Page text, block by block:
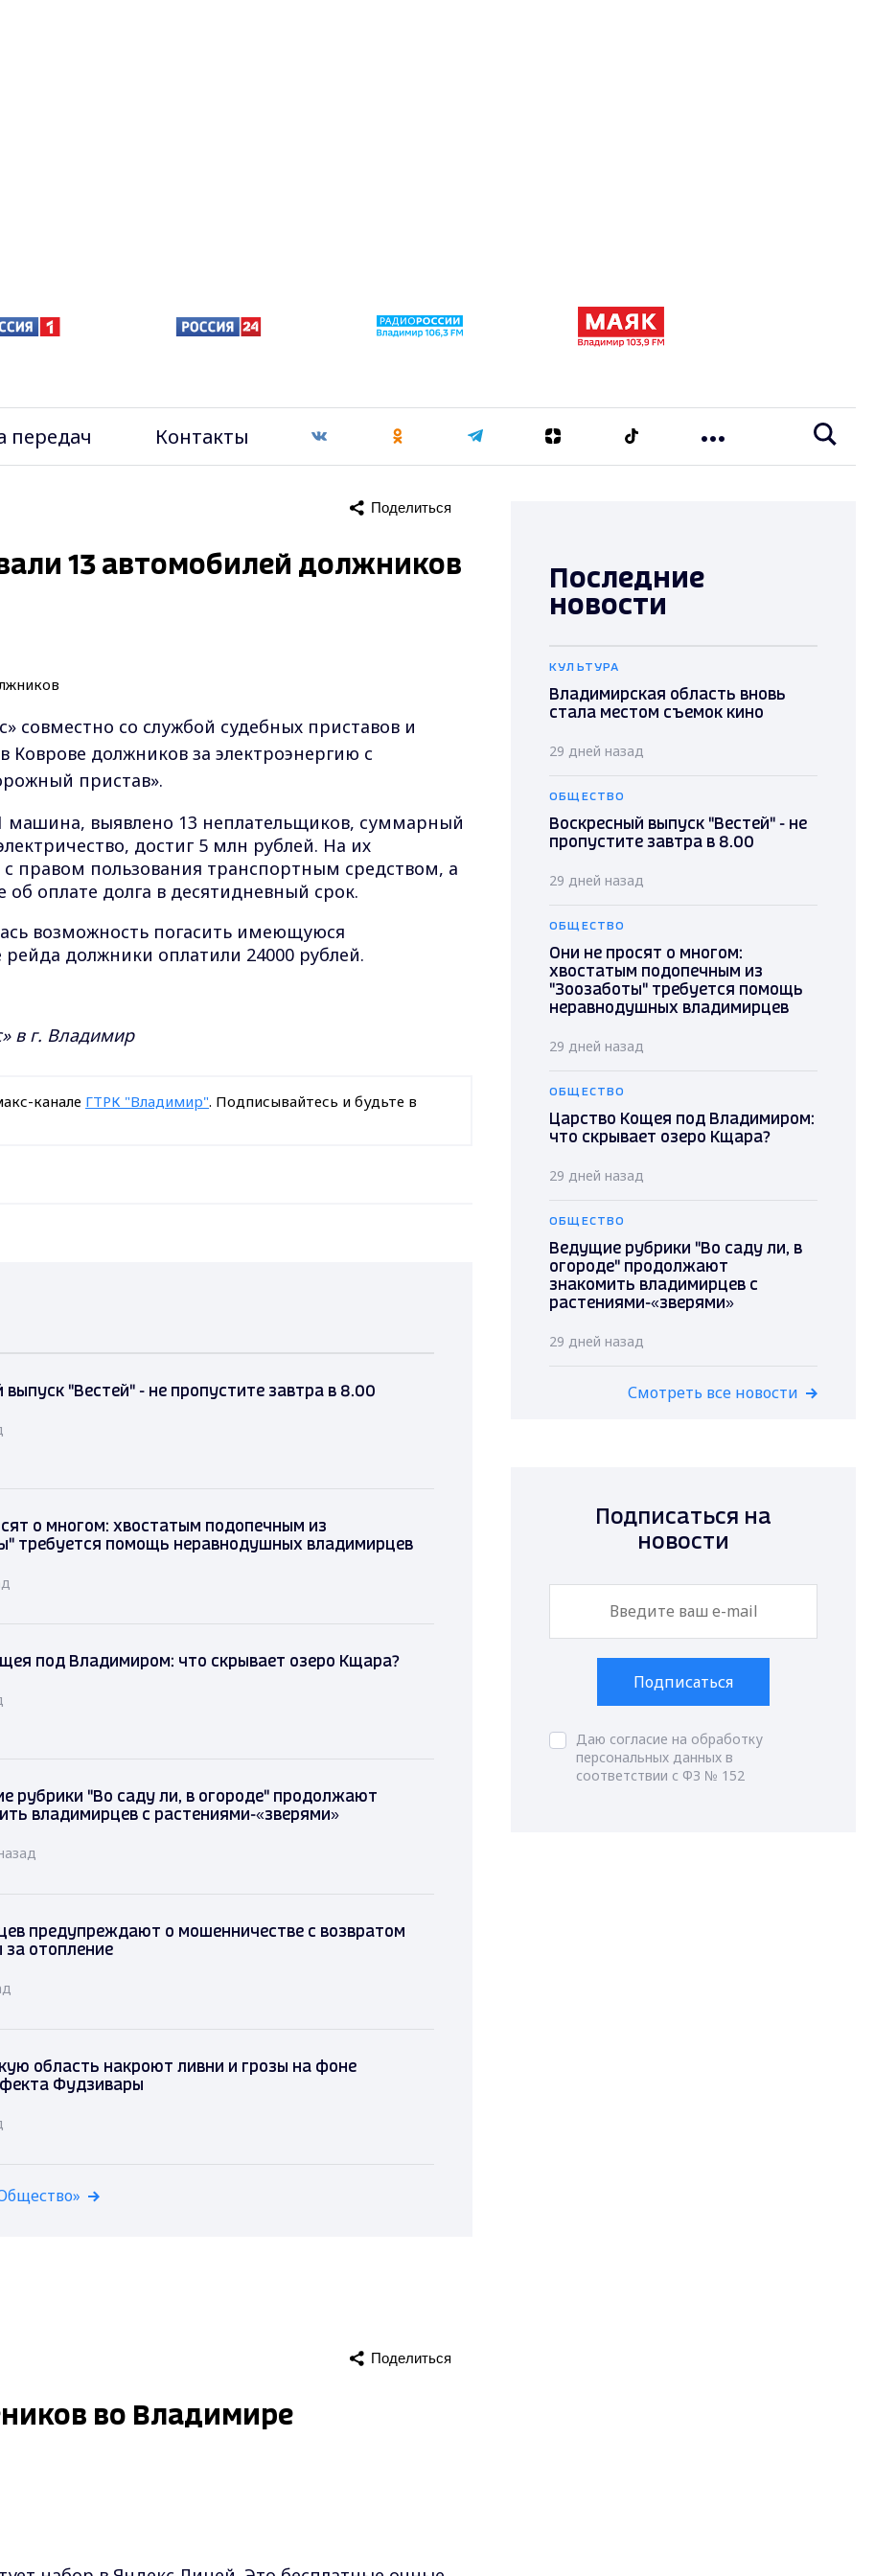
передач Контакты
Поделиться
13 автомобилей должников
совместно со службой судебных приставов и
Коврове должников за электроэнергию с
пристав».
машина, выявлено 13 неплательщиков, суммарный
достиг 5 млн рублей. На их
правом пользования транспортным средством, а
оплате долга в десятидневный срок.
возможность погасить имеющуюся
должники оплатили 24000 рублей.
в г. Владимир
канале ГТРК "Владимир". Подписывайтесь и будьте в
выпуск "Вестей" - не пропустите завтра в 8.00
о многом: хвостатым подопечным из
требуется помощь неравнодушных владимирцев
под Владимиром: что скрывает озеро Кщара?
рубрики "Во саду ли, в огороде" продолжают
владимирцев с растениями-«зверями»
предупреждают о мошенничестве с возвратом
за отопление
область накроют ливни и грозы на фоне
Фудзивары
Поделиться
во Владимире
Последние
новости
КУЛЬТУРА
Владимирская область вновь
стала местом съемок кино
29 дней назад
ОБЩЕСТВО
Воскресный выпуск "Вестей" - не
пропустите завтра в 8.00
29 дней назад
ОБЩЕСТВО
Они не просят о многом:
хвостатым подопечным из
"Зоозаботы" требуется помощь
неравнодушных владимирцев
29 дней назад
ОБЩЕСТВО
Царство Кощея под Владимиром:
что скрывает озеро Кщара?
29 дней назад
ОБЩЕСТВО
Ведущие рубрики "Во саду ли, в
огороде" продолжают
знакомить владимирцев с
растениями-«зверями»
29 дней назад
Смотреть все новости
Подписаться на
новости
Подписаться
Даю согласие на обработку
персональных данных в
соответствии с ФЗ № 152